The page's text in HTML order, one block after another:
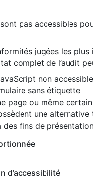
pas accessibles
jugées les
complet de l’audit
non
sans étiquette
page ou même
une alternative
des fins de
d’accessibilité